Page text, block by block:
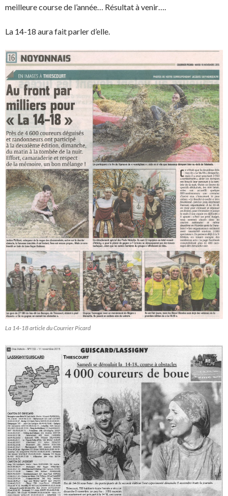
meilleure course de l’année… Résultat à venir….
La 14-18 aura fait parler d’elle.
La 14-18 article du Courrier Picard